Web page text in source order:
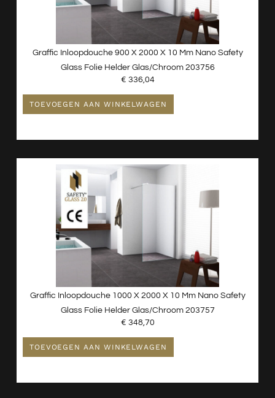
Graffic Inloopdouche 900 X 2000 X 10 Mm Nano Safety
Glass Folie Helder Glas/chroom 203756
€ 336,04
TOEVOEGEN AAN WINKELWAGEN
Graffic Inloopdouche 1000 X 2000 X 10 Mm Nano Safety
Glass Folie Helder Glas/chroom 203757
€ 348,70
TOEVOEGEN AAN WINKELWAGEN